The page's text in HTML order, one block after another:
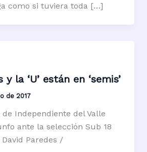
como si tuviera toda […]
y la ‘U’ están en ‘semis’
de 2017
Independiente del Valle
ante la selección Sub 18
Paredes /